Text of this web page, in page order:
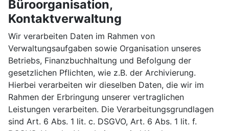
Büroorganisation,
Kontaktverwaltung
Wir verarbeiten Daten im Rahmen von
Verwaltungsaufgaben sowie Organisation unseres
Betriebs, Finanzbuchhaltung und Befolgung der
gesetzlichen Pflichten, wie z.B. der Archivierung.
Hierbei verarbeiten wir dieselben Daten, die wir im
Rahmen der Erbringung unserer vertraglichen
Leistungen verarbeiten. Die Verarbeitungsgrundlagen
sind Art. 6 Abs. 1 lit. c. DSGVO, Art. 6 Abs. 1 lit. f.